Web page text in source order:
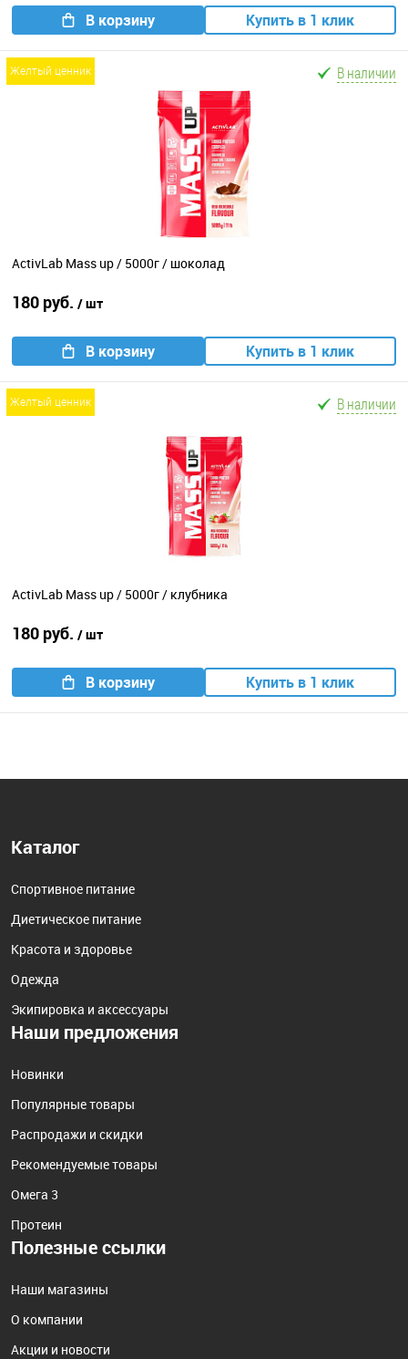
В корзину Купить в 1 клик
желтый ценник В наличии
ActivLab Mass up / 5000г / шоколад
180 руб. / шт
В корзину Купить в 1 клик
желтый ценник В наличии
ActivLab Mass up / 5000г / клубника
180 руб. / шт
В корзину Купить в 1 клик
Каталог
Спортивное питание
Диетическое питание
Красота и здоровье
Одежда
Экипировка и аксессуары
Наши предложения
Новинки
Популярные товары
Распродажи и скидки
Рекомендуемые товары
Омега 3
Протеин
Полезные ссылки
Наши магазины
О компании
Акции и новости